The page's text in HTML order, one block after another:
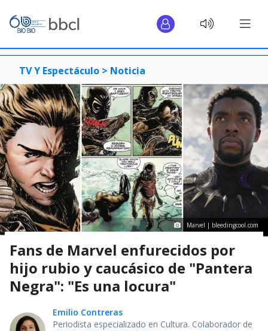
TV Y Espectáculo > Noticia
Marvel | bleedingcool.com
Fans de Marvel enfurecidos por
hijo rubio y caucásico de "Pantera
Negra": "Es una locura"
Emilio Contreras
Periodista especializado en Cultura. Colaborador de